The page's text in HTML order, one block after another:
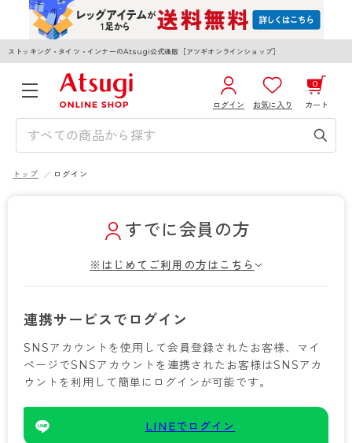
ストッキング・タイツ・インナーのAtsugi公式通販［アツギオンラインショップ］
ログイン お気に入り カート
0
合計 ¥0
3,980円以上のご購入で送料無料
全国一律330円でお届けします（沖縄県以外）
WOMEN MEN
カテゴリから探す
ストッキング
インナーウェア
ソックス・靴下
インナーウエア
タイツ
インナーウエア
ブランドから探す
トップ ログイン
すでに会員の方
※はじめてご利用の方はこちら
連携サービスでログイン
SNSアカウントを使用して会員登録されたお客様、マイ
ぺージでSNSアカウントを連携されたお客様はSNSアカ
ウントを利用して簡単にログインが可能です。
LINEでログイン